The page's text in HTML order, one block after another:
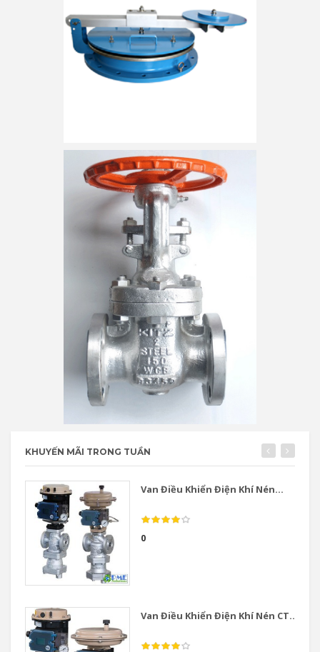
KHUYẾN MÃI TRONG TUẦN
Van Điều Khiển Điện Khí Nén...
0
Van Điều Khiển Điện Khí Nén CT...